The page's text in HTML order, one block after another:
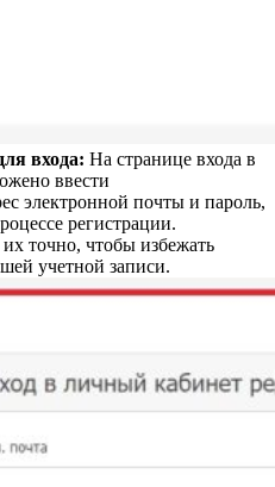
входа: На странице входа в
ввести
электронной почты и пароль,
регистрации.
точно, чтобы избежать
учетной записи.